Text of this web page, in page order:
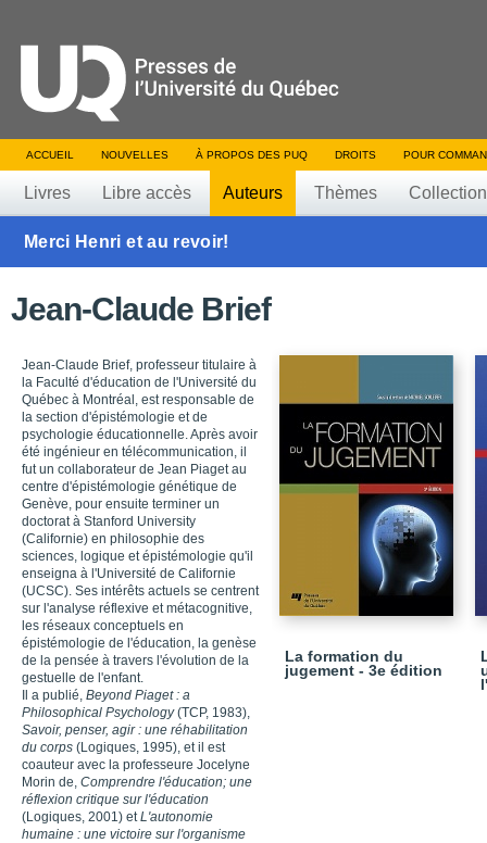
ACCUEIL NOUVELLES À PROPOS DES PUQ DROITS POUR
Livres Libre accès Auteurs Thèmes
Merci Henri et au revoir!
Jean-Claude Brief
Jean-Claude Brief, professeur titulaire à
la Faculté d'éducation de l'Université du
Québec à Montréal, est responsable de
la section d'épistémologie et de
psychologie éducationnelle. Après avoir
été ingénieur en télécommunication, il
fut un collaborateur de Jean Piaget au
centre d'épistémologie génétique de
Genève, pour ensuite terminer un
doctorat à Stanford University
(Californie) en philosophie des
sciences, logique et épistémologie qu'il
enseigna à l'Université de Californie
(UCSC). Ses intérêts actuels se centrent
sur l'analyse réflexive et métacognitive,
les réseaux conceptuels en
épistémologie de l'éducation, la genèse
de la pensée à travers l'évolution de la
gestuelle de l'enfant.
Il a publié, Beyond Piaget : a
Philosophical Psychology(TCP, 1983),
Savoir, penser, agir : une réhabilitation
du corps (Logiques, 1995), et il est
coauteur avec la professeure Jocelyne
Morin de, Comprendre l'éducation; une
réflexion critique sur l'éducation
(Logiques, 2001) etL'autonomie
humaine : une victoire sur l'organisme
La formation du
jugement - 3e édition